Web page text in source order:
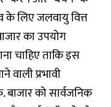
के लिए जलवायु वित्त
का उपयोग
चाहिए ताकि इस
प्रभावी
को सार्वजनिक